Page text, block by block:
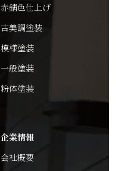
赤錆色仕上げ
古美調塗装
模様塗装
一般塗装
粉体塗装
企業情報
会社概要